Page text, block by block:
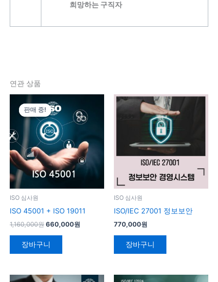
희망하는 구직자
연관 상품
판매 중!
판매 중!
ISO 심사원
ISO 45001 + ISO 19011
1,160,000원
래
가
격:
1,160,000
원.
660,000원
가
격:
원.
장바구니
ISO 심사원
ISO/IEC 27001 정보보안
770,000원
장바구니